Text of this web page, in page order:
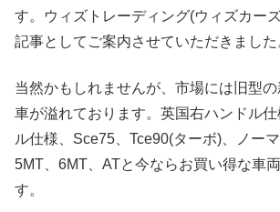
す。ウィズトレーディング(ウィズカー
記事としてご案内させていただきました
当然かもしれませんが、市場には旧型
車が溢れております。英国右ハンドル
ル仕様、Sce75、Tce90(ターボ)、ノー
5MT、6MT、ATと今ならお買い得な車
す。